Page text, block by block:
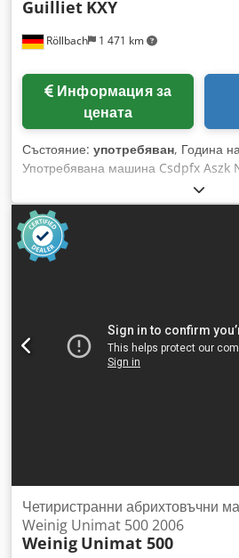
Röllbach 1 471 km
Guilliet KXY
Информация за
цената
Състояние: употребяван, Година
Употребявана машина Csdpfx Aszk
производство: 1994 Оборудване и
Дължина на изравнителната маса:
инструменталния шпиндел: 30 mm
глава: 100 mm - Обороти на
Работна ширина: 30 - 180 mm -
регулиране на височината - С 1/10
Включително тактово управляван
Включително ножови глави -
Четиристранни абрихтовъчни
Weinig Unimat 500 2006
Weinig Unimat 500